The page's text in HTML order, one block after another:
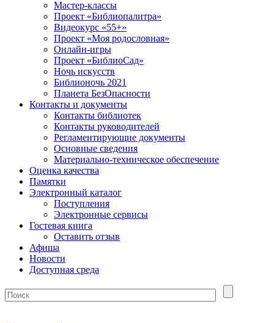
Мастер-классы
Проект «Библиопалитра»
Видеокурс «55+»
Проект «Моя родословная»
Онлайн-игры
Проект «БиблиоСад»
Ночь искусств
Библионочь 2021
Планета БезОпасности
Контакты и документы
Контакты библиотек
Контакты руководителей
Регламентирующие документы
Основные сведения
Материально-техническое обеспечение
Оценка качества
Памятки
Электронный каталог
Поступления
Электронные сервисы
Гостевая книга
Оставить отзыв
Афиша
Новости
Доступная среда